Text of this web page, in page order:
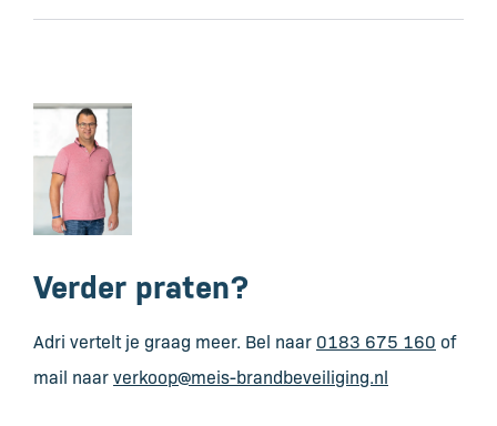
Verder praten?
Adri vertelt je graag meer. Bel naar 0183 675 160 of
mail naarverkoop@meis-brandbeveiliging.nl